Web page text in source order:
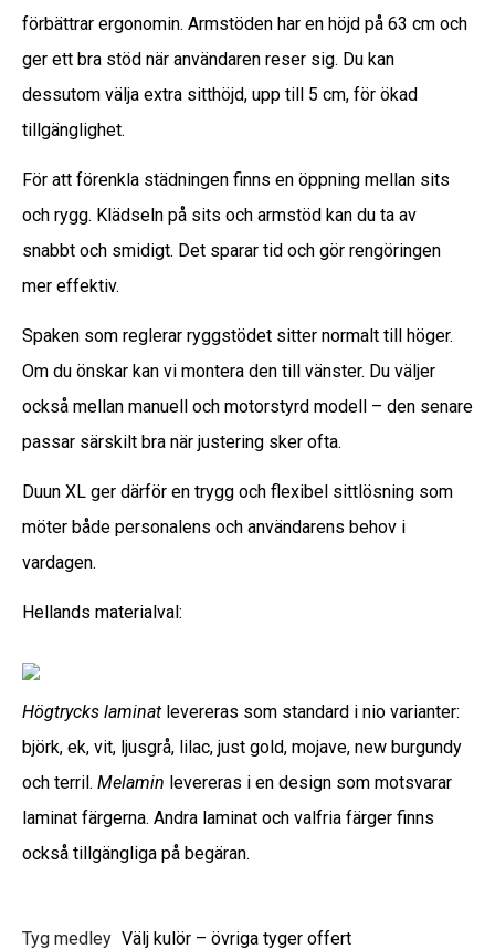
förbättrar ergonomin. Armstöden har en höjd på 63 cm och
ger ett bra stöd när användaren reser sig. Du kan
dessutom välja extra sitthöjd, upp till 5 cm, för ökad
tillgänglighet.
För att förenkla städningen finns en öppning mellan sits
och rygg. Klädseln på sits och armstöd kan du ta av
snabbt och smidigt. Det sparar tid och gör rengöringen
mer effektiv.
Spaken som reglerar ryggstödet sitter normalt till höger.
Om du önskar kan vi montera den till vänster. Du väljer
också mellan manuell och motorstyrd modell – den senare
passar särskilt bra när justering sker ofta.
Duun XL ger därför en trygg och flexibel sittlösning som
möter både personalens och användarens behov i
vardagen.
Hellands materialval:
Högtrycks laminat levereras som standard i nio varianter:
björk, ek, vit, ljusgrå, lilac, just gold, mojave, new burgundy
och terril. Melamin levereras i en design som motsvarar
laminat färgerna. Andra laminat och valfria färger finns
också tillgängliga på begäran.
Tyg medley Välj kulör – övriga tyger offert